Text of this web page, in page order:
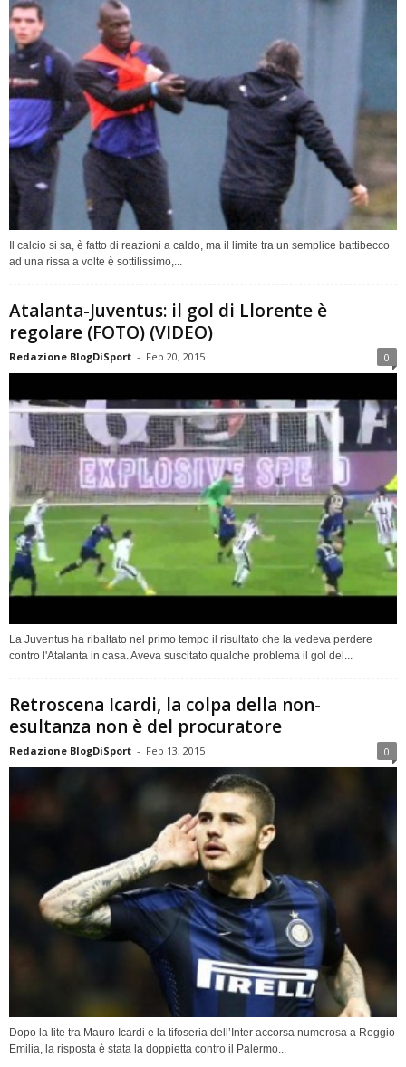
Il calcio si sa, è fatto di reazioni a caldo, ma il limite tra un semplice battibecco
ad una rissa a volte è sottilissimo,...
Atalanta-Juventus: il gol di Llorente è
regolare (FOTO) (VIDEO)
Redazione BlogDiSport - Feb 20, 2015 0
La Juventus ha ribaltato nel primo tempo il risultato che la vedeva perdere
contro l'Atalanta in casa. Aveva suscitato qualche problema il gol del...
Retroscena Icardi, la colpa della non-
esultanza non è del procuratore
Redazione BlogDiSport - Feb 13, 2015 0
Dopo la lite tra Mauro Icardi e la tifoseria dell’Inter accorsa numerosa a Reggio
Emilia, la risposta è stata la doppietta contro il Palermo...